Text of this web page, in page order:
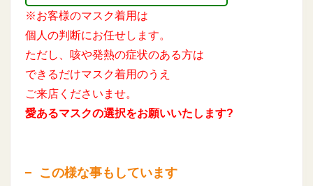
※お客様のマスク着用は
個人の判断にお任せします。
ただし、咳や発熱の症状のある方は
できるだけマスク着用のうえ
ご来店くださいませ。
愛あるマスクの選択をお願いいたします?
この様な事もしています